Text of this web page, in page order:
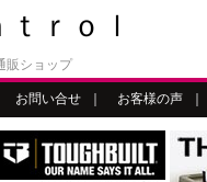
ｒｏｌ
販ショップ
お問い合せ お客様の声